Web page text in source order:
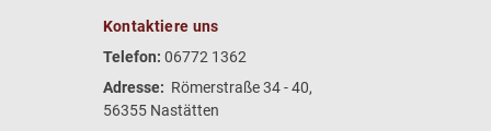
Kontaktiere uns
Telefon: 06772 1362
Adresse: Römerstraße 34 - 40,
56355 Nastätten